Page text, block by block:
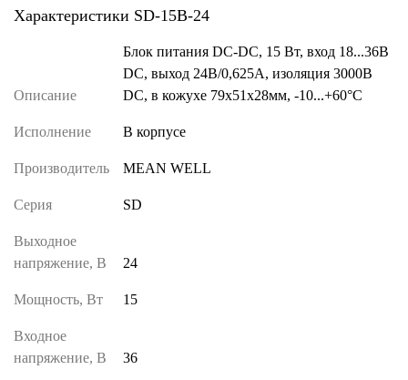
Характеристики SD-15B-24
Описание
Блок питания DC-DC, 15 Вт, вход 18...36B
DC, выход 24В/0,625A, изоляция 3000B
DC, в кожухе 79x51x28мм, -10...+60°C
Исполнение В корпусе
Производитель MEAN WELL
Серия SD
Выходное
напряжение, В
24
Мощность, Вт 15
Входное
напряжение, В
36